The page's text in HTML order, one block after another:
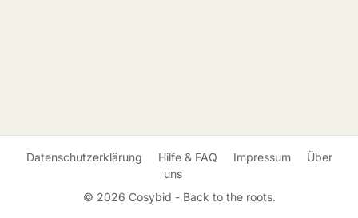
Datenschutzerklärung Hilfe & FAQ Impressum
Über
uns
© 2026 Cosybid - Back to the roots.